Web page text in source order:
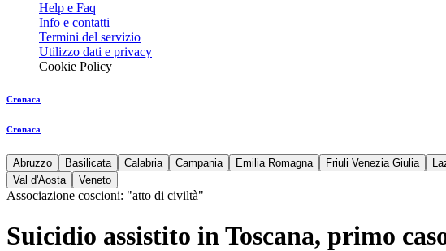
Help e Faq
Info e contatti
Termini del servizio
Utilizzo dati e privacy
Cookie Policy
Cronaca
Cronaca
Abruzzo Basilicata Calabria Campania Emilia Romagna Friuli Venezia Giulia
Val d'Aosta
Veneto
Associazione coscioni: "atto di civiltà"
Suicidio assistito in Toscana, primo